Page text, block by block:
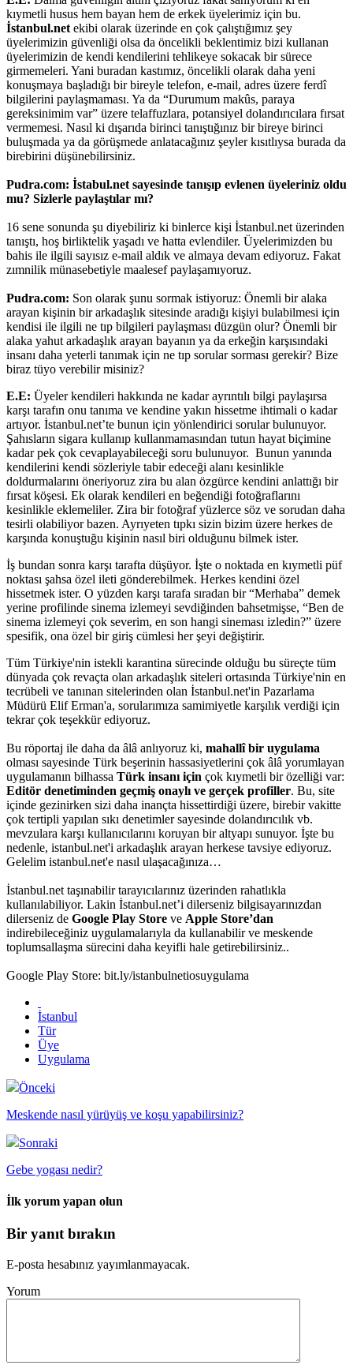
kıymetli husus hem bayan hem de erkek üyelerimiz için bu.
İstanbul.net ekibi olarak üzerinde en çok çalıştığımız şey
üyelerimizin güvenliği olsa da öncelikli beklentimiz bizi kullanan
üyelerimizin de kendi kendilerini tehlikeye sokacak bir sürece
girmemeleri. Yani buradan kastımız, öncelikli olarak daha yeni
konuşmaya başladığı bir bireyle telefon, e-mail, adres üzere ferdî
bilgilerini paylaşmaması. Ya da “Durumum makûs, paraya
gereksinimim var” üzere telaffuzlara, potansiyel dolandırıcılara fırsat
vermemesi. Nasıl ki dışarıda birinci tanıştığınız bir bireye birinci
buluşmada ya da görüşmede anlatacağınız şeyler kısıtlıysa burada da
birebirini düşünebilirsiniz.
Pudra.com: İstabul.net sayesinde tanışıp evlenen üyeleriniz oldu
mu? Sizlerle paylaştılar mı?
16 sene sonunda şu diyebiliriz ki binlerce kişi İstanbul.net üzerinden
tanıştı, hoş birliktelik yaşadı ve hatta evlendiler. Üyelerimizden bu
bahis ile ilgili sayısız e-mail aldık ve almaya devam ediyoruz. Fakat
zımnilik münasebetiyle maalesef paylaşamıyoruz.
Pudra.com: Son olarak şunu sormak istiyoruz: Önemli bir alaka
arayan kişinin bir arkadaşlık sitesinde aradığı kişiyi bulabilmesi için
kendisi ile ilgili ne tıp bilgileri paylaşması düzgün olur? Önemli bir
alaka yahut arkadaşlık arayan bayanın ya da erkeğin karşısındaki
insanı daha yeterli tanımak için ne tıp sorular sorması gerekir? Bize
biraz tüyo verebilir misiniz?
E.E: Üyeler kendileri hakkında ne kadar ayrıntılı bilgi paylaşırsa
karşı tarafın onu tanıma ve kendine yakın hissetme ihtimali o kadar
artıyor. İstanbul.net’te bunun için yönlendirici sorular bulunuyor.
Şahısların sigara kullanıp kullanmamasından tutun hayat biçimine
kadar pek çok cevaplayabileceği soru bulunuyor. Bunun yanında
kendilerini kendi sözleriyle tabir edeceği alanı kesinlikle
doldurmalarını öneriyoruz zira bu alan özgürce kendini anlattığı bir
fırsat köşesi. Ek olarak kendileri en beğendiği fotoğraflarını
kesinlikle eklemeliler. Zira bir fotoğraf yüzlerce söz ve sorudan daha
tesirli olabiliyor bazen. Ayrıyeten tıpkı sizin bizim üzere herkes de
karşında konuştuğu kişinin nasıl biri olduğunu bilmek ister.
İş bundan sonra karşı tarafta düşüyor. İşte o noktada en kıymetli püf
noktası şahsa özel ileti gönderebilmek. Herkes kendini özel
hissetmek ister. O yüzden karşı tarafa sıradan bir “Merhaba” demek
yerine profilinde sinema izlemeyi sevdiğinden bahsetmişse, “Ben de
sinema izlemeyi çok severim, en son hangi sineması izledin?” üzere
spesifik, ona özel bir giriş cümlesi her şeyi değiştirir.
Tüm Türkiye'nin istekli karantina sürecinde olduğu bu süreçte tüm
dünyada çok revaçta olan arkadaşlık siteleri ortasında Türkiye'nin en
tecrübeli ve tanınan sitelerinden olan İstanbul.net'in Pazarlama
Müdürü Elif Erman'a, sorularımıza samimiyetle karşılık verdiği için
tekrar çok teşekkür ediyoruz.
Bu röportaj ile daha da âlâ anlıyoruz ki, mahallî bir uygulama
olması sayesinde Türk beşerinin hassasiyetlerini çok âlâ yorumlayan
uygulamanın bilhassa Türk insanı için çok kıymetli bir özelliği var:
Editör denetiminden geçmiş onaylı ve gerçek profiller. Bu, site
içinde gezinirken sizi daha inançta hissettirdiği üzere, birebir vakitte
çok tertipli yapılan sıkı denetimler sayesinde dolandırıcılık vb.
mevzulara karşı kullanıcılarını koruyan bir altyapı sunuyor. İşte bu
nedenle, istanbul.net'i arkadaşlık arayan herkese tavsiye ediyoruz.
Gelelim istanbul.net'e nasıl ulaşacağınıza…
İstanbul.net taşınabilir tarayıcılarınız üzerinden rahatlıkla
kullanılabiliyor. Lakin İstanbul.net’i dilerseniz bilgisayarınızdan
dilerseniz de Google Play Store ve Apple Store’dan
indirebileceğiniz uygulamalarıyla da kullanabilir ve meskende
toplumsallaşma sürecini daha keyifli hale getirebilirsiniz..
Google Play Store: bit.ly/istanbulnetiosuygulama
İstanbul
Tür
Üye
Uygulama
Önceki
Meskende nasıl yürüyüş ve koşu yapabilirsiniz?
Sonraki
Gebe yogası nedir?
İlk yorum yapan olun
Bir yanıt bırakın
E-posta hesabınız yayımlanmayacak.
Yorum